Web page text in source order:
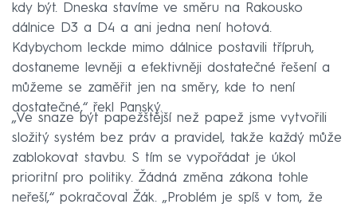
kdy být. Dneska stavíme ve směru na Rakousko
dálnice D3 a D4 a ani jedna není hotová.
Kdybychom leckde mimo dálnice postavili třípruh,
dostaneme levněji a efektivněji dostatečné řešení a
můžeme se zaměřit jen na směry, kde to není
dostatečné,“ řekl Panský.
„Ve snaze být papežštější než papež jsme vytvořili
složitý systém bez práv a pravidel, takže každý může
zablokovat stavbu. S tím se vypořádat je úkol
prioritní pro politiky. Žádná změna zákona tohle
neřeší,“ pokračoval Žák. „Problém je spíš v tom, že